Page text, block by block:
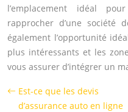
l’emplacement idéal
rapprocher d’une société
également l’opportunité
plus intéressants et les
vous assurer d’intégrer un
Est-ce que les devis
d’assurance auto en ligne